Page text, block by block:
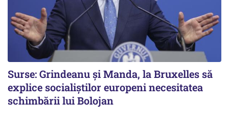
Surse: Grindeanu și Manda, la Bruxelles să
explice socialiștilor europeni necesitatea
schimbării lui Bolojan